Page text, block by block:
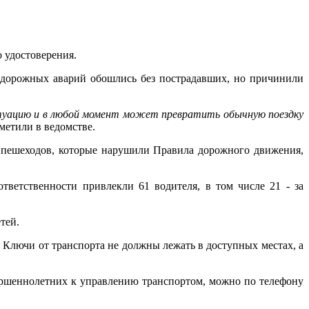
аварий обошлись без пострадавших, но причинили
и в любой момент может превратить обычную поездку
в ведомстве.
которые нарушили Правила дорожного движения,
привлекли 61 водителя, в том числе 21 - за
от транспорта не должны лежать в доступных местах, а
к управлению транспортом, можно по телефону